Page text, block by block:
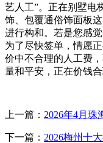
艺人工”。正在别墅电
饰、包覆通俗饰面板
进行构和。若是您感
为了尽快签单，情愿
价中不合理的人工费
量和平安，正在价钱
上一篇： 2026年4月珠
下一篇： 2026梅州十